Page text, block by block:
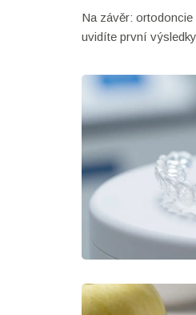
Na závěr:
uvidíte první